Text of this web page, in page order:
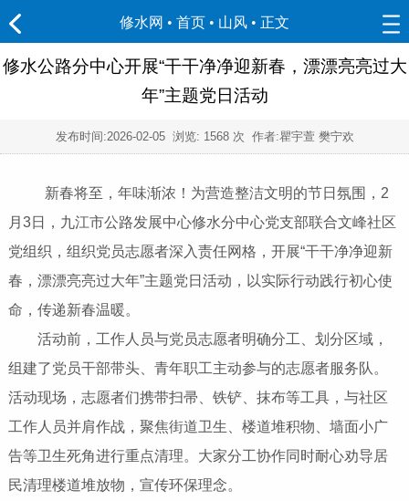
修水网 • 首页 • 山风 • 正文
修水公路分中心开展“干干净净迎新春，漂漂亮亮过大
年”主题党日活动
发布时间:2026-02-05浏览: 1568 次 作者:瞿宇萱 樊宁欢
新春将至，年味渐浓！为营造整洁文明的节日氛围，2
月3日，九江市公路发展中心修水分中心党支部联合文峰社区
党组织，组织党员志愿者深入责任网格，开展“干干净净迎新
春，漂漂亮亮过大年”主题党日活动，以实际行动践行初心使
命，传递新春温暖。
活动前，工作人员与党员志愿者明确分工、划分区域，
组建了党员干部带头、青年职工主动参与的志愿者服务队。
活动现场，志愿者们携带扫帚、铁铲、抹布等工具，与社区
工作人员并肩作战，聚焦街道卫生、楼道堆积物、墙面小广
告等卫生死角进行重点清理。大家分工协作同时耐心劝导居
民清理楼道堆放物，宣传环保理念。